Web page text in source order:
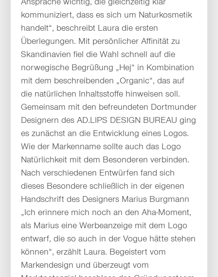
kommuniziert, dass es sich um Naturkosmetik
handelt“, beschreibt Laura die ersten
Überlegungen. Mit persönlicher Affinität zu
Skandinavien fiel die Wahl schnell auf die
norwegische Begrüßung „Hej“ in Kombination
mit dem beschreibenden „Organic“, das auf
die natürlichen Inhaltsstoffe hinweisen soll.
Gemeinsam mit den befreundeten Dortmunder
Designern des AD.LIPS DESIGN BUREAU ging
es zunächst an die Entwicklung eines Logos.
Wie der Markenname sollte auch das Logo
Natürlichkeit mit dem Besonderen verbinden.
Nach verschiedenen Entwürfen fand sich
dieses Besondere schließlich in der eigenen
Handschrift des Designers Marius Burgmann
„Ich erinnere mich noch an den Aha-Moment,
als Marius eine Werbeanzeige mit dem Logo
entwarf, die so auch in der Vogue hätte stehen
können“, erzählt Laura. Begeistert vom
Markendesign und überzeugt vom